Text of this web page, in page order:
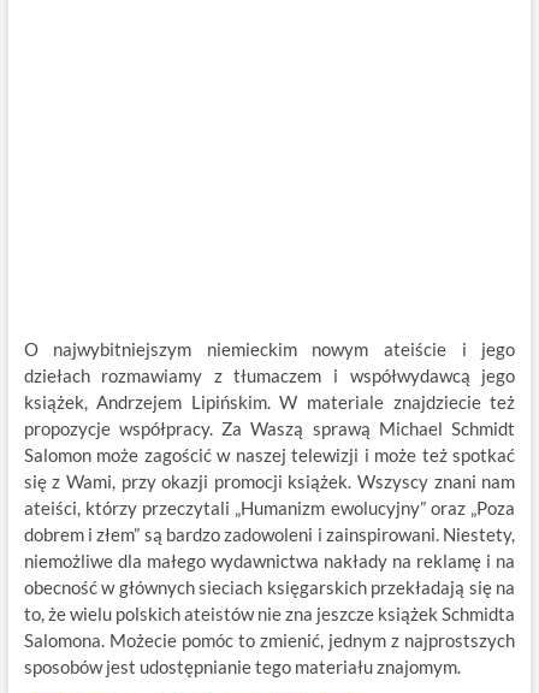
O najwybitniejszym niemieckim nowym ateiście i jego
dziełach rozmawiamy z tłumaczem i współwydawcą jego
książek, Andrzejem Lipińskim. W materiale znajdziecie też
propozycje współpracy. Za Waszą sprawą Michael Schmidt
Salomon może zagościć w naszej telewizji i może też spotkać
się z Wami, przy okazji promocji książek. Wszyscy znani nam
ateiści, którzy przeczytali „Humanizm ewolucyjny” oraz „Poza
dobrem i złem” są bardzo zadowoleni i zainspirowani. Niestety,
niemożliwe dla małego wydawnictwa nakłady na reklamę i na
obecność w głównych sieciach księgarskich przekładają się na
to, że wielu polskich ateistów nie zna jeszcze książek Schmidta
Salomona. Możecie pomóc to zmienić, jednym z najprostszych
sposobów jest udostępnianie tego materiału znajomym.